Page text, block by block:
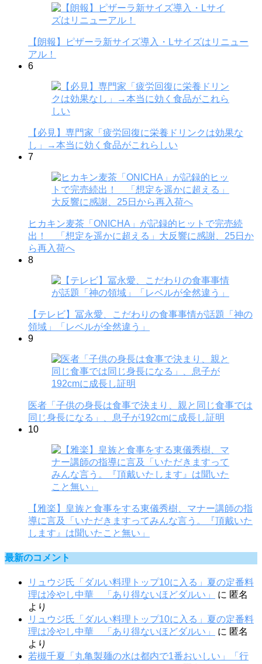
【朗報】ピザーラ新サイズ導入・Lサイズはリニュー
アル！
6
【必見】専門家「疲労回復に栄養ドリンクは効果な
し」→本当に効く食品がこれらしい
7
ヒカキン麦茶「ONICHA」が記録的ヒットで完売続
出！ 「想定を遥かに超える」大反響に感謝、25日か
ら再入荷へ
8
【テレビ】冨永愛、こだわりの食事事情が話題「神の
領域」「レベルが全然違う」
9
医者「子供の身長は食事で決まり、親と同じ食事では
同じ身長になる」、息子が192cmに成長し証明
10
【雅楽】皇族と食事をする東儀秀樹、マナー講師の指
導に言及「いただきますってみんな言う。『頂戴いた
します』は聞いたこと無い」
最新のコメント
リュウジ氏「ダルい料理トップ10に入る」夏の定番料
理は冷やし中華 「あり得ないほどダルい」
に 匿名
より
リュウジ氏「ダルい料理トップ10に入る」夏の定番料
理は冷やし中華 「あり得ないほどダルい」
に 匿名
より
若槻千夏「丸亀製麺の水は都内で1番おいしい」「行